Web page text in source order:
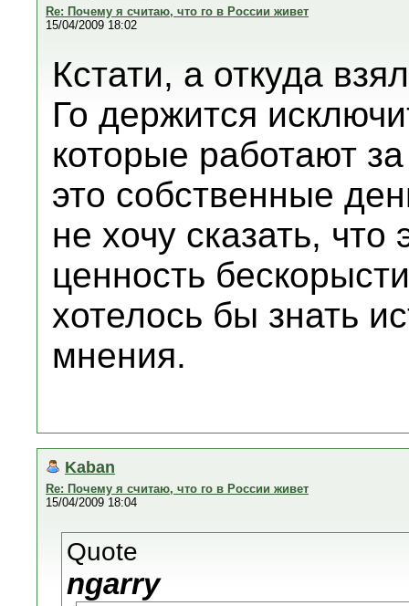
Re: Почему я считаю, что го в России живет
15/04/2009 18:02
Кстати, а откуда
Го держится
которые работают
это собственные
не хочу сказать,
ценность
хотелось бы знать
мнения.
Kaban
Re: Почему я считаю, что го в России живет
15/04/2009 18:04
Quote
ngarry